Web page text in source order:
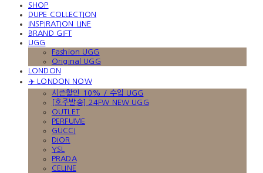
SHOP
DUPE COLLECTION
INSPIRATION LINE
BRAND GIFT
UGG
Fashion UGG
Original UGG
LONDON
✈️ LONDON NOW
시즌할인 10% / 수입 UGG
[호주발송] 24FW NEW UGG
OUTLET
PERFUME
GUCCI
DIOR
YSL
PRADA
CELINE